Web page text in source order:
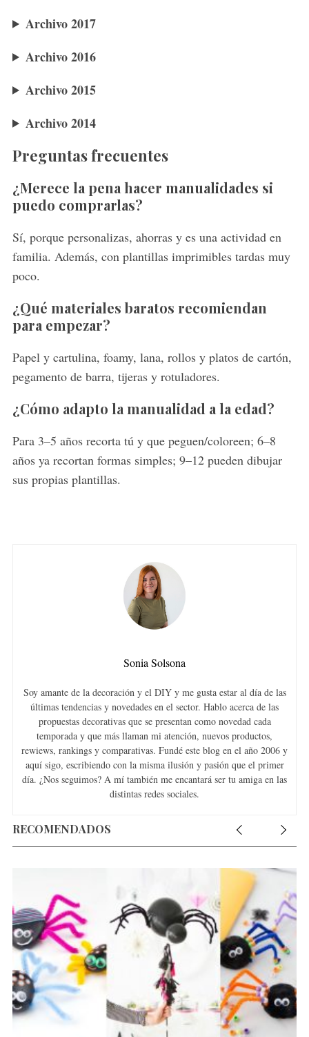
Archivo 2017
Archivo 2016
Archivo 2015
Archivo 2014
Preguntas frecuentes
¿Merece la pena hacer manualidades si
puedo comprarlas?
Sí, porque personalizas, ahorras y es una actividad en
familia. Además, con plantillas imprimibles tardas muy
poco.
¿Qué materiales baratos recomiendan
para empezar?
Papel y cartulina, foamy, lana, rollos y platos de cartón,
pegamento de barra, tijeras y rotuladores.
¿Cómo adapto la manualidad a la edad?
Para 3–5 años recorta tú y que peguen/coloreen; 6–8
años ya recortan formas simples; 9–12 pueden dibujar
sus propias plantillas.
Sonia Solsona
Soy amante de la decoración y el DIY y me gusta estar al día de las
últimas tendencias y novedades en el sector. Hablo acerca de las
propuestas decorativas que se presentan como novedad cada
temporada y que más llaman mi atención, nuevos productos,
rewiews, rankings y comparativas. Fundé este blog en el año 2006 y
aquí sigo, escribiendo con la misma ilusión y pasión que el primer
día. ¿Nos seguimos? A mí también me encantará ser tu amiga en las
distintas redes sociales.
RECOMENDADOS
r
: